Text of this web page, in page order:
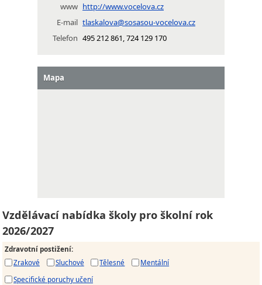
www http://www.vocelova.cz
E-mail tlaskalova@sosasou-vocelova.cz
Telefon 495 212 861, 724 129 170
Mapa
Vzdělávací nabídka školy pro školní rok
2026/2027
Zdravotní postižení:
Zrakové
Sluchové Tělesné
Mentální
Specifické poruchy učení